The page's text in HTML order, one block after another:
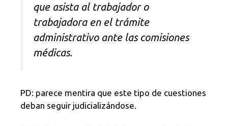
que asista al trabajador o
trabajadora en el trámite
administrativo ante las comisiones
médicas.
PD: parece mentira que este tipo de cuestiones
deban seguir judicializándose.